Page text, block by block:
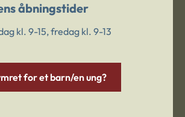
åbningstider
kl. 9-15, fredag kl. 9-13
for et barn/en ung?